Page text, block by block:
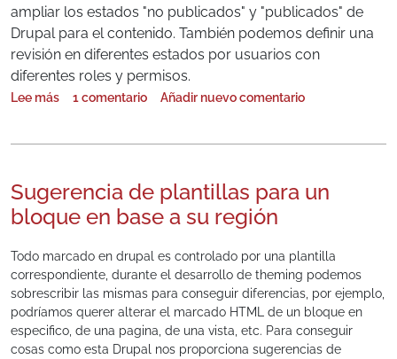
ampliar los estados "no publicados" y "publicados" de
Drupal para el contenido. También podemos definir una
revisión en diferentes estados por usuarios con
diferentes roles y permisos.
Lee más
sobre Pasos para configurar el módulo Content Moderation en
1 comentario Añadir nuevo comentario
Sugerencia de plantillas para un
bloque en base a su región
Todo marcado en drupal es controlado por una plantilla
correspondiente, durante el desarrollo de theming podemos
sobrescribir las mismas para conseguir diferencias, por ejemplo,
podríamos querer alterar el marcado HTML de un bloque en
especifico, de una pagina, de una vista, etc. Para conseguir
cosas como esta Drupal nos proporciona sugerencias de